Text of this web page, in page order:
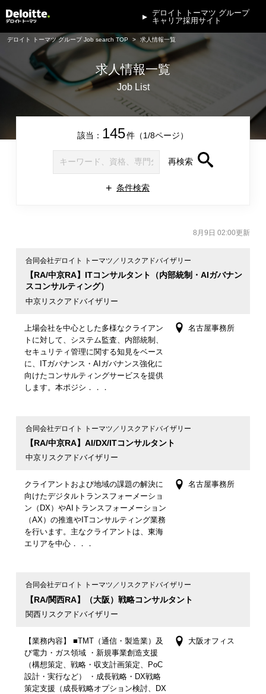
デロイト トーマツ グループ
キャリア採用サイト
デロイト トーマツ グループ Job search TOP 求人情報一覧
求人情報一覧
Job List
該当： 145件（1/8ページ）
再検索
条件検索
8月9日 02:00更新
【RA/中京RA】ITコンサルタント（内部統制・AIガバナン
スコンサルティング）
中京リスクアドバイザリー
合同会社デロイト トーマツ／リスクアドバイザリー
上場会社を中心とした多様なクライアン
トに対して、システム監査、内部統制、
セキュリティ管理に関する知見をベース
に、ITガバナンス・AIガバナンス強化に
向けたコンサルティングサービスを提供
します。本ポジシ．．．
名古屋事務所
【RA/中京RA】AI/DX/ITコンサルタント
中京リスクアドバイザリー
合同会社デロイト トーマツ／リスクアドバイザリー
クライアントおよび地域の課題の解決に
向けたデジタルトランスフォーメーショ
ン（DX）やAIトランスフォーメーション
（AX）の推進やITコンサルティング業務
を行います。主なクライアントは、東海
エリアを中心．．．
名古屋事務所
【RA/関西RA】（大阪）戦略コンサルタント
関西リスクアドバイザリー
合同会社デロイト トーマツ／リスクアドバイザリー
【業務内容】 ■TMT（通信・製造業）及
び電力・ガス領域 ・新規事業創造支援
（構想策定、戦略・収支計画策定、PoC
設計・実行など） ・成長戦略・DX戦略
策定支援（成長戦略オプション検討、DX
大阪オフィス